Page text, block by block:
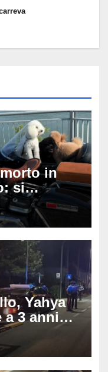
in
si
salvi i
Yahya
a 3 anni
era